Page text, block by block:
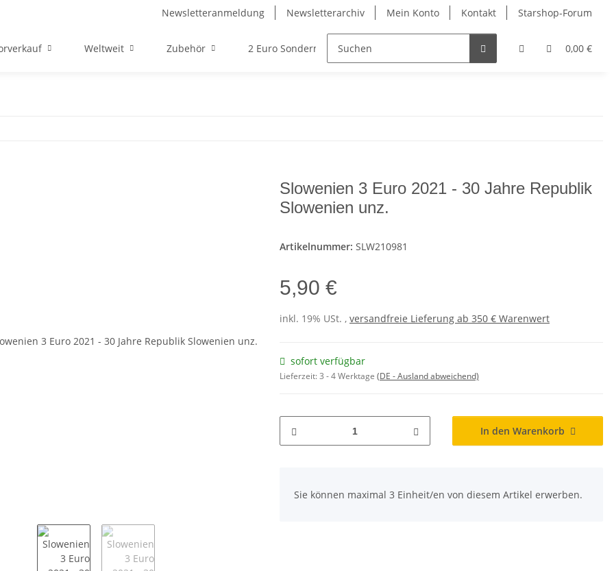
Newsletteranmeldung Newsletterarchiv Mein Konto Kontakt Starshop-Forum
0,00 €
Weltweit Zubehör 2 Euro Sondermünzen
Slowenien 3 Euro 2021 - 30 Jahre Republik
Slowenien unz.
Artikelnummer: SLW210981
5,90 €
inkl. 19% USt. , versandfreie Lieferung ab 350 € Warenwert
sofort verfügbar
Lieferzeit:3 - 4 Werktage (DE - Ausland abweichend)
In den Warenkorb
Sie können maximal 3 Einheit/en von diesem Artikel erwerben.